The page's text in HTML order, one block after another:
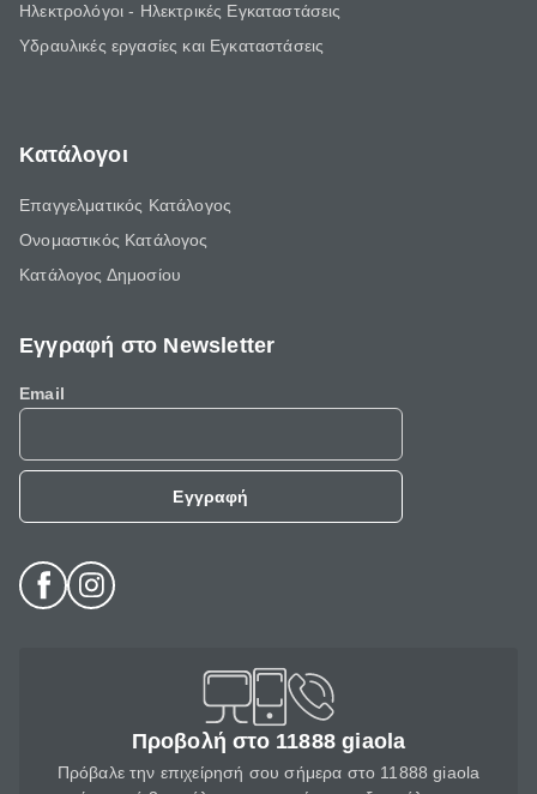
Ηλεκτρολόγοι - Ηλεκτρικές Εγκαταστάσεις
Υδραυλικές εργασίες και Εγκαταστάσεις
Κατάλογοι
Επαγγελματικός Κατάλογος
Ονομαστικός Κατάλογος
Κατάλογος Δημοσίου
Εγγραφή στο Newsletter
Email
Εγγραφή
Προβολή στο 11888 giaola
Πρόβαλε την επιχείρησή σου σήμερα στο 11888 giaola